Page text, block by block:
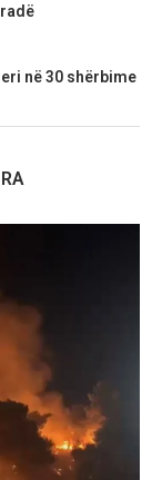
në 30 shërbime